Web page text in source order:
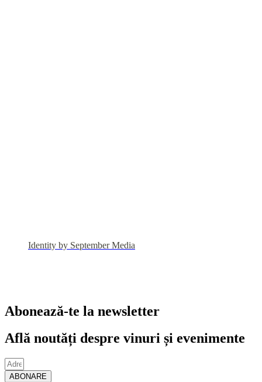
Identity by September Media
Abonează-te la newsletter
Află noutăți despre vinuri și evenimente
ABONARE